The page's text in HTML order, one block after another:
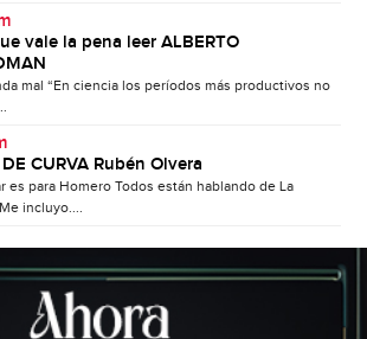
vale la pena leer ALBERTO
mal “En ciencia los períodos más productivos no
CURVA Rubén Olvera
es para Homero Todos están hablando de La
incluyo....